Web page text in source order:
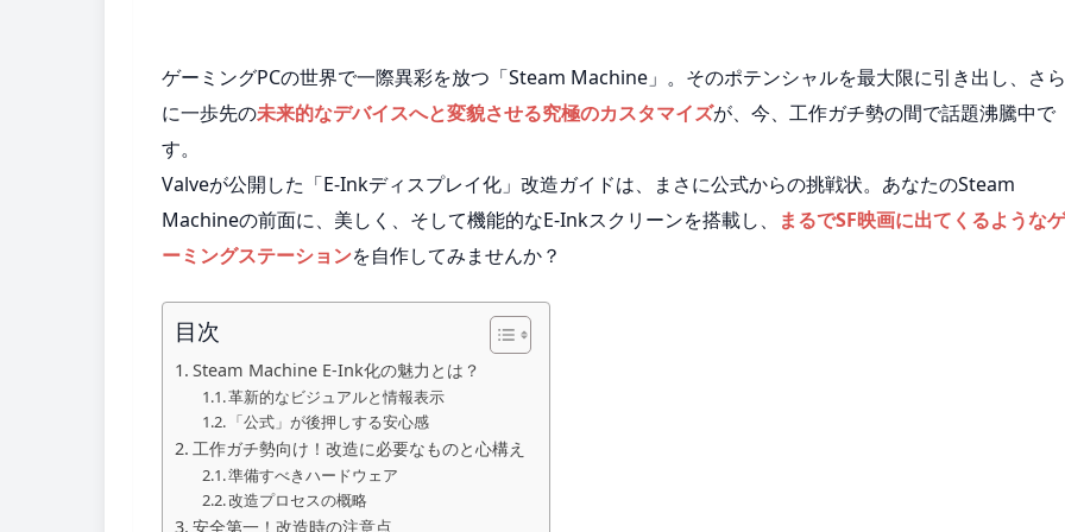
ゲーミングPCの世界で一際異彩を放つ「Steam Machine」。そのポテンシャルを最大限に引き出し、さら
に一歩先の未来的なデバイスへと変貌させる究極のカスタマイズが、今、工作ガチ勢の間で話題沸騰中で
す。
Valveが公開した「E-Inkディスプレイ化」改造ガイドは、まさに公式からの挑戦状。あなたのSteam
Machineの前面に、美しく、そして機能的なE-Inkスクリーンを搭載し、
まるでSF映画に出てくるようなゲ
ーミングステーションを自作してみませんか？
目次
Steam Machine E-Ink化の魅力とは？
革新的なビジュアルと情報表示
「公式」が後押しする安心感
工作ガチ勢向け！改造に必要なものと心構え
準備すべきハードウェア
改造プロセスの概略
安全第一！改造時の注意点